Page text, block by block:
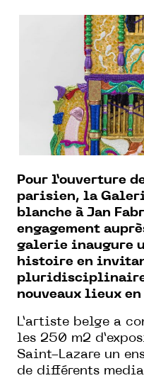
Pour l’ouverture
parisien, la
blanche à Jan
engagement
galerie inaugure
histoire en
pluridisciplinaire
nouveaux lieux
L’artiste belge a
les 250 m2
Saint-Lazare un
de différents